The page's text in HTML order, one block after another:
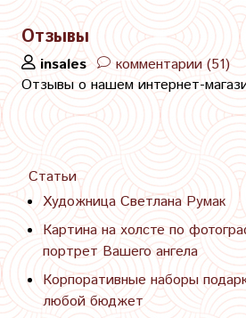
Отзывы
insales
комментарии (51)
Отзывы о нашем интернет-
Статьи
Художница Светлана Румак
Картина на холсте по
портрет Вашего ангела
Корпоративные наборы
любой бюджет